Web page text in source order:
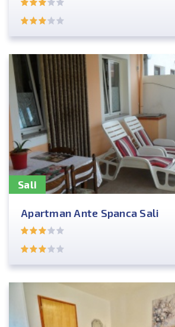
Sali
Apartman Ante Spanca Sali